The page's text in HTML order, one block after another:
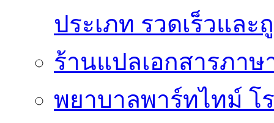
ประเภท รวดเร็วและ
ร้านแปลเอกสารภา
พยาบาลพาร์ทไทม์ โ